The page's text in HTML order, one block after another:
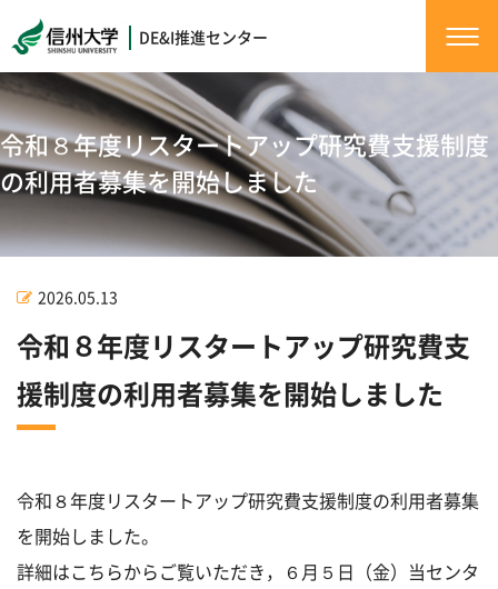
DE&I推進センター
令和８年度リスタートアップ研究費支援制度
の利用者募集を開始しました
2026.05.13
令和８年度リスタートアップ研究費支
援制度の利用者募集を開始しました
令和８年度リスタートアップ研究費支援制度の利用者募集
を開始しました。
詳細はこちらからご覧いただき，６月５日（金）当センタ